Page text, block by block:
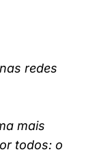
redes
mais
todos: o